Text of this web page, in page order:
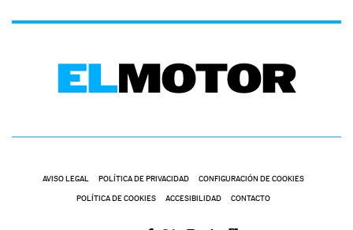
AVISO LEGAL POLÍTICA DE PRIVACIDAD CONFIGURACIÓN DE COOKIES
POLÍTICA DE COOKIES ACCESIBILIDAD CONTACTO